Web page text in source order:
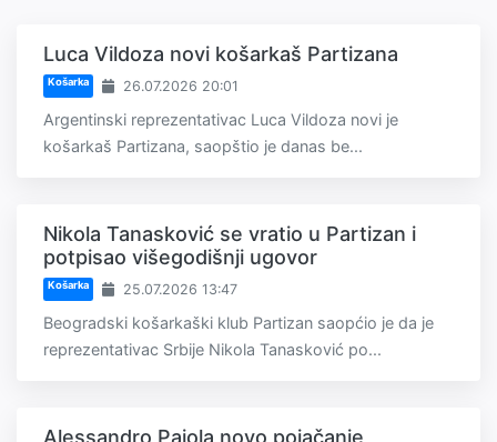
Luca Vildoza novi košarkaš Partizana
Košarka 26.07.2026 20:01
Argentinski reprezentativac Luca Vildoza novi je
košarkaš Partizana, saopštio je danas be...
Nikola Tanasković se vratio u Partizan i
potpisao višegodišnji ugovor
Košarka 25.07.2026 13:47
Beogradski košarkaški klub Partizan saopćio je da je
reprezentativac Srbije Nikola Tanasković po...
Alessandro Pajola novo pojačanje